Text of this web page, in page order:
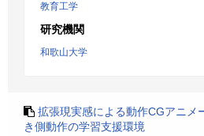
教育工学
研究機関
和歌山大学
拡張現実感による動作CGアニメ
き側動作の学習支援環境